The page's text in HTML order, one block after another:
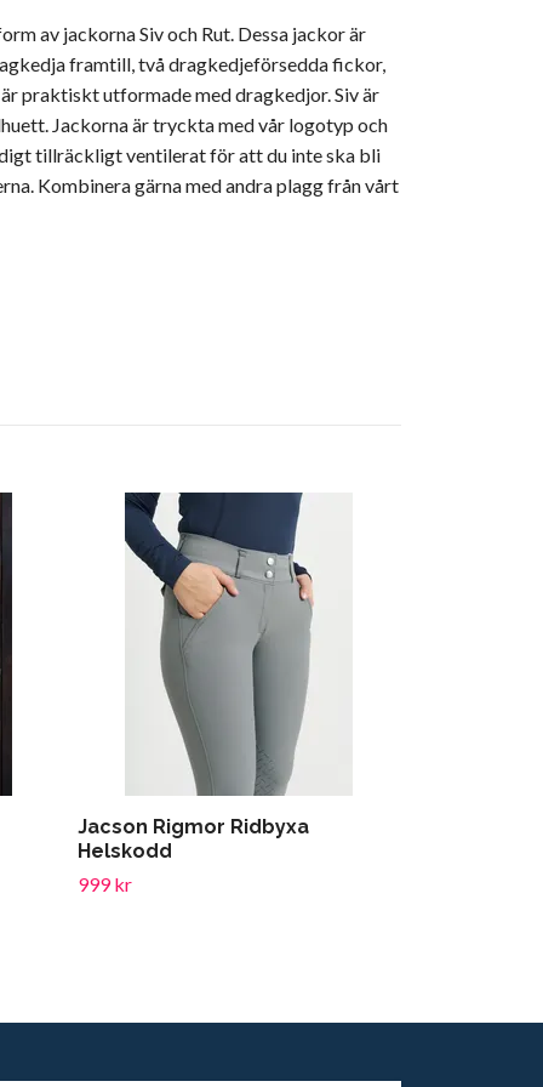
av jackorna Siv och Rut. Dessa jackor är
framtill, två dragkedjeförsedda fickor,
praktiskt utformade med dragkedjor. Siv är
Jackorna är tryckta med vår logotyp och
tillräckligt ventilerat för att du inte ska bli
Kombinera gärna med andra plagg från vårt
Jacson Rigmor Ridbyxa
Helskodd
999 kr